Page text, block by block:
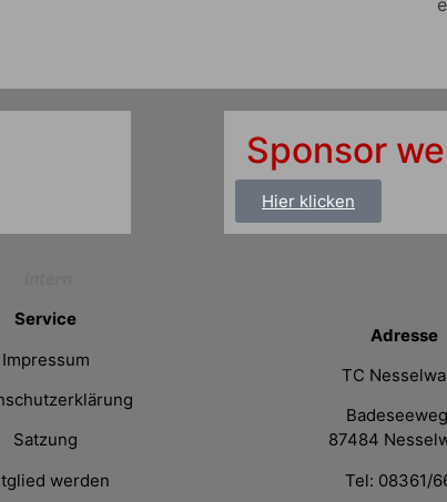
Sponsor
Hier klicken
Adresse
TC
87484
Tel: 08361/
Service
Impressum
Satzung
werden